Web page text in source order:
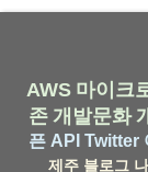
AWS 마이크
존 개발문화
픈 API Twitter
제주 블로그